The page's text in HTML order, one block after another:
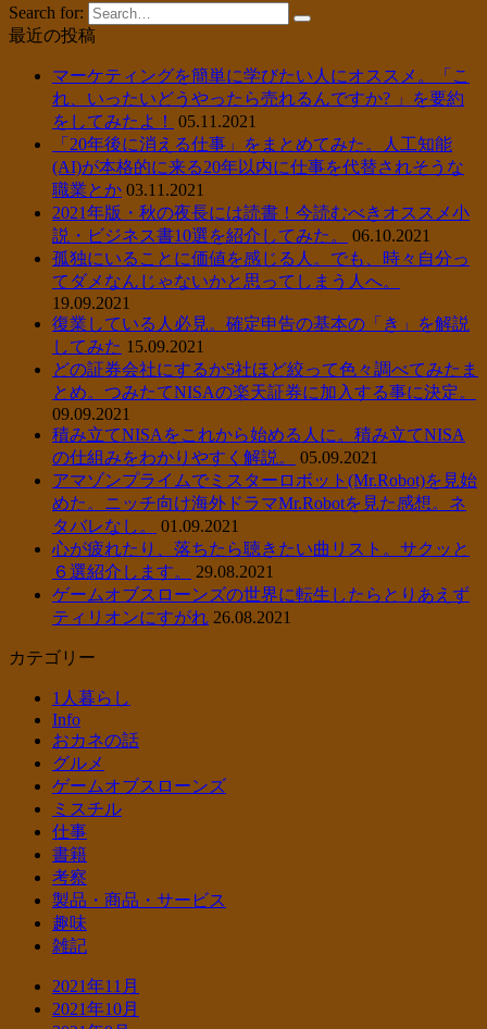
Search for:
最近の投稿
マーケティングを簡単に学びたい人にオススメ。「こ
れ、いったいどうやったら売れるんですか? 」を要約
をしてみたよ！
05.11.2021
「20年後に消える仕事」をまとめてみた。人工知能
(AI)が本格的に来る20年以内に仕事を代替されそうな
職業とか 03.11.2021
2021年版・秋の夜長には読書！今読むべきオススメ小
説・ビジネス書10選を紹介してみた。
06.10.2021
孤独にいることに価値を感じる人。でも、時々自分っ
てダメなんじゃないかと思ってしまう人へ。
19.09.2021
復業している人必見。確定申告の基本の「き」を解説
してみた 15.09.2021
どの証券会社にするか5社ほど絞って色々調べてみたま
とめ。つみたてNISAの楽天証券に加入する事に決定。
09.09.2021
積み立てNISAをこれから始める人に。積み立てNISA
の仕組みをわかりやすく解説。
05.09.2021
アマゾンプライムでミスターロボット(Mr.Robot)を見始
めた。ニッチ向け海外ドラマMr.Robotを見た感想。ネ
タバレなし。
01.09.2021
心が疲れたり、落ちたら聴きたい曲リスト。サクッと
６選紹介します。
29.08.2021
ゲームオブスローンズの世界に転生したらとりあえず
ティリオンにすがれ 26.08.2021
カテゴリー
1人暮らし
Info
おカネの話
グルメ
ゲームオブスローンズ
ミスチル
仕事
書籍
考察
製品・商品・サービス
趣味
雑記
2021年11月
2021年10月